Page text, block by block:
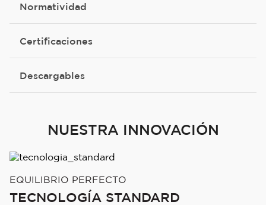
Normatividad
Certificaciones
Descargables
NUESTRA INNOVACIÓN
EQUILIBRIO PERFECTO
TECNOLOGÍA STANDARD